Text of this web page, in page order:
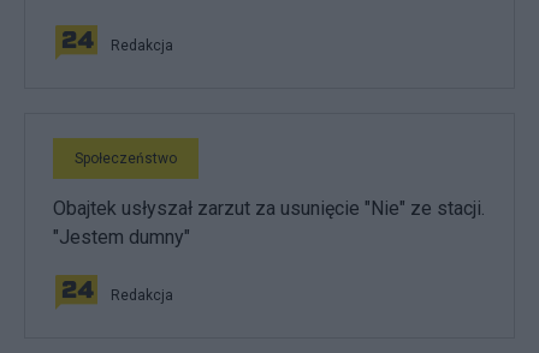
Redakcja
Społeczeństwo
Obajtek usłyszał zarzut za usunięcie "Nie" ze stacji.
"Jestem dumny"
Redakcja